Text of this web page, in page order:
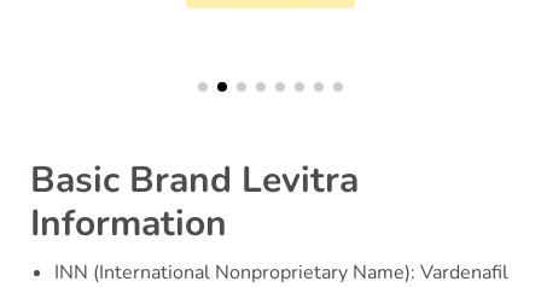
Basic Brand Levitra
Information
INN (International Nonproprietary Name): Vardenafil